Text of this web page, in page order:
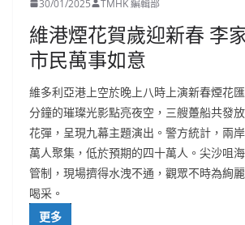
30/01/2025 TMHK 編輯部
維港煙花賀歲迎新春 李
市民萬事如意
維多利亞港上空於晚上八時上演新春煙花
分鐘的璀璨光影點亮夜空，三艘躉船共發
花彈，呈現九幕主題演出。警方統計，兩
萬人聚集，低於預期的四十萬人。尖沙咀
管制，現場擠得水洩不通，觀眾不時為絢
喝采。
更多